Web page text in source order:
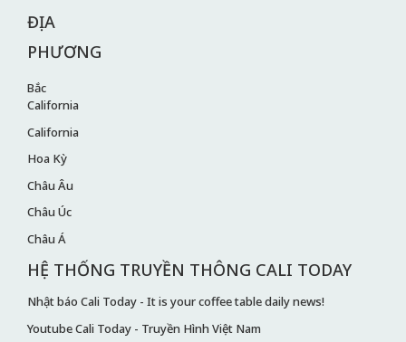
ĐỊA
PHƯƠNG
Bắc
California
California
Hoa Kỳ
Châu Âu
Châu Úc
Châu Á
HỆ THỐNG TRUYỀN THÔNG CALI TODAY
Nhật báo Cali Today - It is your coffee table daily news!
Youtube Cali Today - Truyền Hình Việt Nam